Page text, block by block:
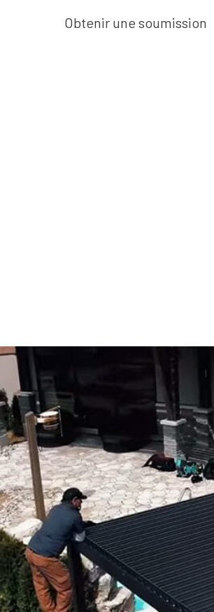
Obtenir une soumission